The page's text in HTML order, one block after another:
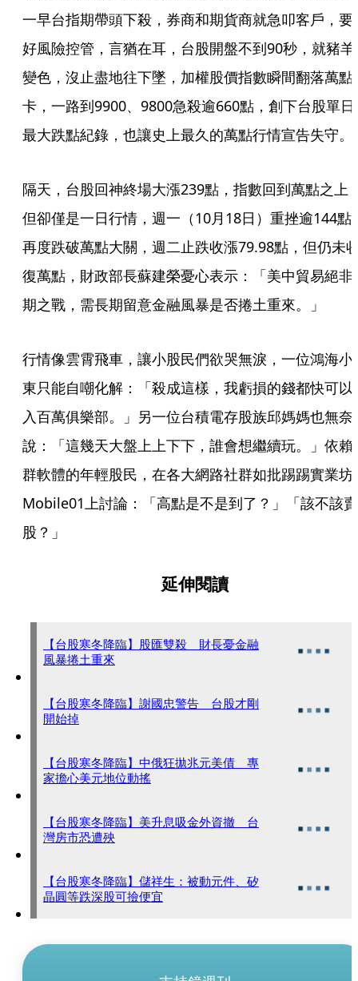
一早台指期帶頭下殺，券商和期貨商就急叩客戶，要
好風險控管，言猶在耳，台股開盤不到90秒，就豬羊
變色，沒止盡地往下墜，加權股價指數瞬間翻落萬點
卡，一路到9900、9800急殺逾660點，創下台股單日
最大跌點紀錄，也讓史上最久的萬點行情宣告失守。
隔天，台股回神終場大漲239點，指數回到萬點之上
但卻僅是一日行情，週一（10月18日）重挫逾144點
再度跌破萬點大關，週二止跌收漲79.98點，但仍未
復萬點，財政部長蘇建榮憂心表示：「美中貿易絕非
期之戰，需長期留意金融風暴是否捲土重來。」
行情像雲霄飛車，讓小股民們欲哭無淚，一位鴻海小
東只能自嘲化解：「殺成這樣，我虧損的錢都快可以
入百萬俱樂部。」另一位台積電存股族邱媽媽也無奈
說：「這幾天大盤上上下下，誰會想繼續玩。」依賴
群軟體的年輕股民，在各大網路社群如批踢踢實業坊
Mobile01上討論：「高點是不是到了？」「該不該賣
股？」
延伸閱讀
【台股寒冬降臨】股匯雙殺 財長憂金融
風暴捲土重來
【台股寒冬降臨】謝國忠警告 台股才剛
開始掉
【台股寒冬降臨】中俄狂拋兆元美債 專
家擔心美元地位動搖
【台股寒冬降臨】美升息吸金外資撤 台
灣房市恐遭殃
【台股寒冬降臨】儲祥生：被動元件、矽
晶圓等跌深股可撿便宜